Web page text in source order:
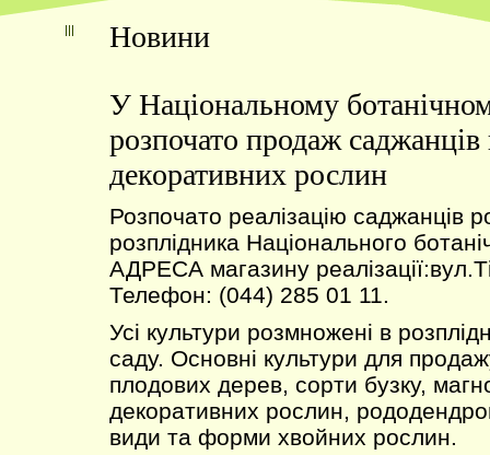
Новини
У Національному
розпочато продаж
декоративних рослин
Розпочато реалізацію саджанців
розплідника Національного
АДРЕСА магазину
Телефон: (044) 285 01 11.
Усі культури розмножені в
саду. Основні культури для
плодових дерев, сорти бузку,
декоративних рослин,
види та форми хвойних рослин.